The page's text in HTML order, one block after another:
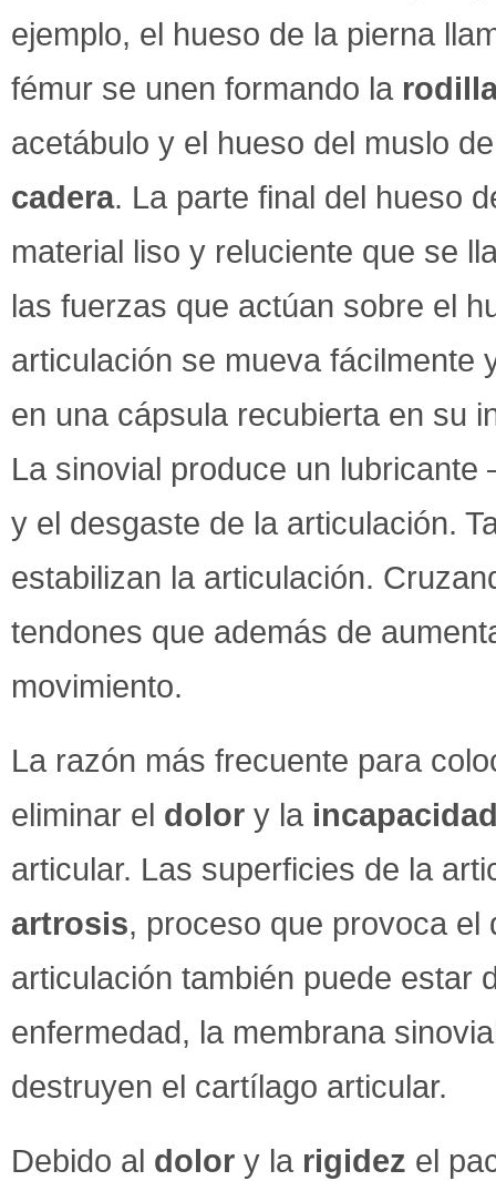
ejemplo, el hueso de la pierna
fémur se unen formando la
acetábulo y el hueso del muslo
cadera. La parte final del hueso
material liso y reluciente que se
las fuerzas que actúan sobre el
articulación se mueva fácilmente
en una cápsula recubierta en su
La sinovial produce un
y el desgaste de la articulación.
estabilizan la articulación.
tendones que además de
movimiento.
La razón más frecuente para
eliminar el dolor y la
articular. Las superficies de la
artrosis, proceso que provoca el
articulación también puede estar
enfermedad, la membrana
destruyen el cartílago articular.
Debido al dolor y la rigidez el